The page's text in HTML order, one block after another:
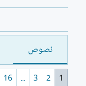
نصوص
1
2
3
...
16